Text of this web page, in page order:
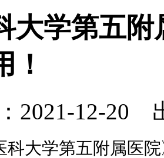
大学第五
！
2021-12-20
科大学第五附属医院